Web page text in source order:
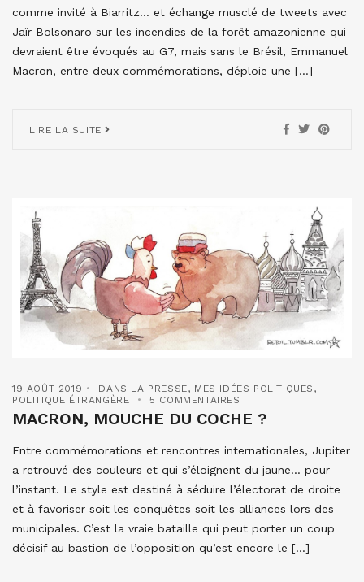
comme invité à Biarritz… et échange musclé de tweets avec
Jaïr Bolsonaro sur les incendies de la forêt amazonienne qui
devraient être évoqués au G7, mais sans le Brésil, Emmanuel
Macron, entre deux commémorations, déploie une […]
LIRE LA SUITE
19 AOÛT 2019 DANS LA PRESSE, MES IDÉES POLITIQUES ,
POLITIQUE ÉTRANGÈRE
5 COMMENTAIRES
MACRON, MOUCHE DU COCHE ?
Entre commémorations et rencontres internationales, Jupiter
a retrouvé des couleurs et qui s’éloignent du jaune… pour
l’instant. Le style est destiné à séduire l’électorat de droite
et à favoriser soit les conquêtes soit les alliances lors des
municipales. C’est la vraie bataille qui peut porter un coup
décisif au bastion de l’opposition qu’est encore le […]